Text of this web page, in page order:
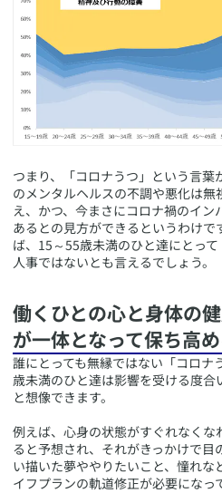
つまり、「コロナうつ」という言
のメンタルヘルスの不調や悪化は
え、かつ、今まさにコロナ禍のイ
あるとの見方ができるというわけで
ば、15～55歳未満のひと達にとっ
人事ではないとも言えるでしょう。
働くひとの心と身体の
が一体となって保ち高
誰にとっても無縁ではない「コロナ
歳未満のひと達は影響を受ける度
と想像できます。
例えば、心身の状態がすぐれなく
ると予想され、それがきっかけで目
い描いた夢ややりたいこと、憧れ
イフプランの軌道修正が必要になっ